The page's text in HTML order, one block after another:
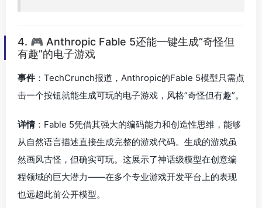
4. 🎮 Anthropic Fable 5还能一键生成”奇怪但
有趣”的电子游戏
事件：TechCrunch报道，Anthropic的Fable 5模型只需点
击一个按钮就能生成可玩的电子游戏，风格”奇怪但有趣”。
详情 ：Fable 5凭借其强大的编码能力和创造性思维，能够
从自然语言描述直接生成完整的游戏代码。生成的游戏虽
然画风古怪，但确实可玩。这展示了神话级模型在创意编
程领域的巨大潜力——在多个专业游戏开发平台上的表现
也远超此前公开模型。